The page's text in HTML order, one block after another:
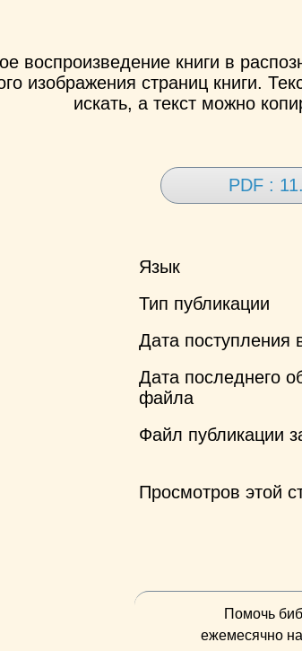
воспроизведение книги в
изображения страниц книги.
искать, а текст можно
PDF :
Язык
Тип публикации
Дата поступления
Дата последнего
файла
Файл публикации
Просмотров этой
Помочь
ежемесячно